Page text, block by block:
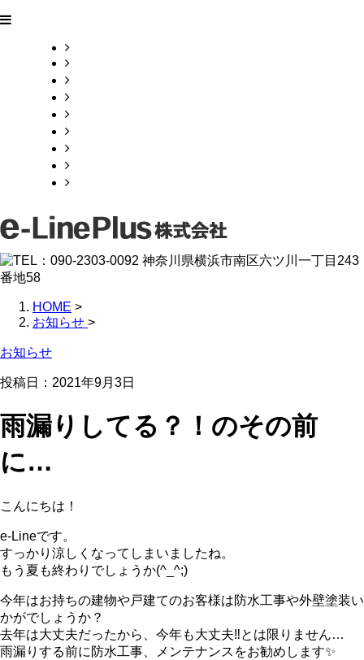
HOME >
お知らせ >
お知らせ
投稿日：2021年9月3日
雨漏りしてる？！のその前
に…
こんにちは！
e-Lineです。
すっかり涼しくなってしまいましたね。
もう夏も終わりでしょうか(^_^;)
今年はお持ちの建物や戸建てのお客様は防水工事や外壁塗装い
かがでしょうか？
去年は大丈夫だったから、今年も大丈夫‼️とは限りません…
雨漏りする前に防水工事、メンテナンスをお勧めします✨